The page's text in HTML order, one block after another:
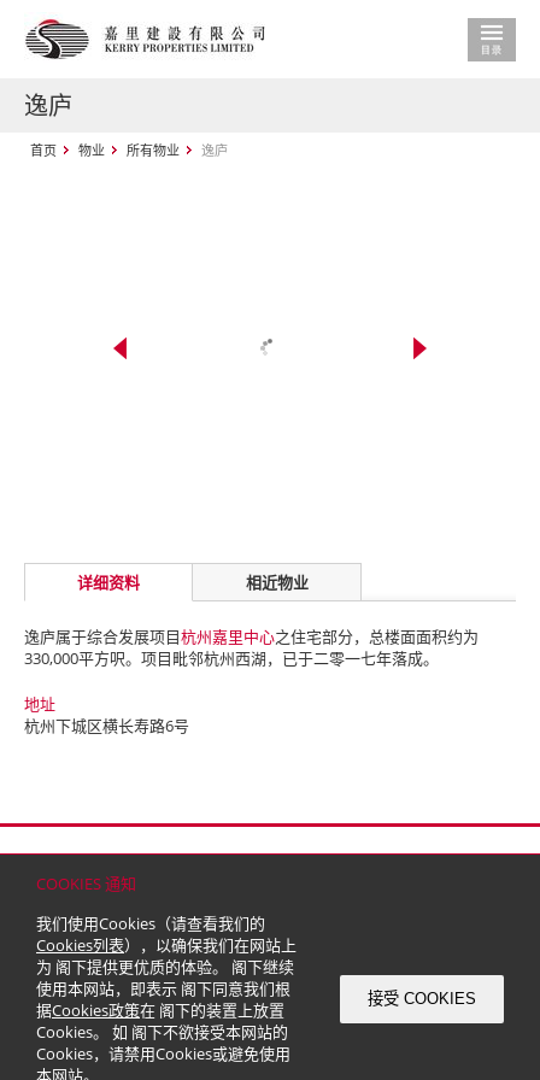
COOKIES 通知
我们使用Cookies（请查看我们的
Cookies列表），以确保我们在网站上
为 阁下提供更优质的体验。 阁下继续
使用本网站，即表示 阁下同意我们根
据Cookies政策在 阁下的装置上放置
Cookies。 如 阁下不欲接受本网站的
Cookies，请禁用Cookies或避免使用
本网站。
接受 COOKIES
逸庐
首页 物业 所有物业 逸庐
详细资料 相近物业
逸庐属于综合发展项目杭州嘉里中心之住宅部分，总楼面面积约为
330,000平方呎。项目毗邻杭州西湖，已于二零一七年落成。
地址
杭州下城区横长寿路6号
© 2026 嘉里建设有限公司 (于百慕达注册成立之有限公司)